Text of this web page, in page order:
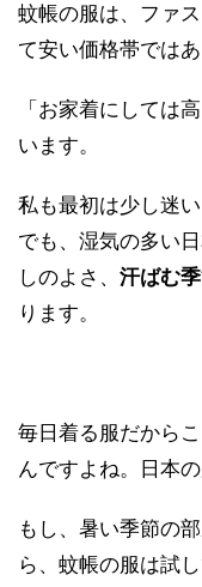
蚊帳の服は、ファ
て安い価格帯ではあ
「お家着にしては
います。
私も最初は少し迷い
でも、湿気の多い
しのよさ、 汗ばむ
ります。
毎日着る服だから
んですよね。日本
もし、暑い季節の
ら、蚊帳の服は試